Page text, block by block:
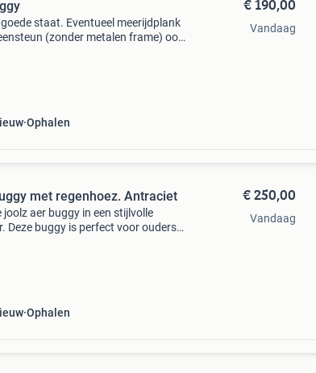
staat. Eventueel meerijdplank
(zonder metalen frame) ook
Ophalen
€ 190,00
Vandaag
met regenhoez. Antraciet
joolz aer buggy in een stijlvolle
Deze buggy is perfect voor ouders
Ophalen
€ 250,00
Vandaag